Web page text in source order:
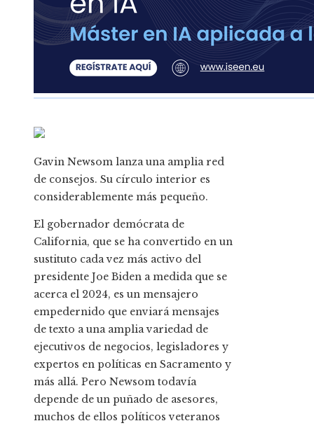
Gavin Newsom lanza una amplia red
de consejos. Su círculo interior es
considerablemente más pequeño.
El gobernador demócrata de
California, que se ha convertido en un
sustituto cada vez más activo del
presidente Joe Biden a medida que se
acerca el 2024, es un mensajero
empedernido que enviará mensajes
de texto a una amplia variedad de
ejecutivos de negocios, legisladores y
expertos en políticas en Sacramento y
más allá. Pero Newsom todavía
depende de un puñado de asesores,
muchos de ellos políticos veteranos